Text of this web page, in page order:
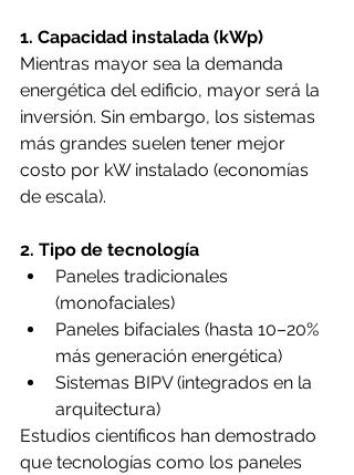
1. Capacidad instalada (kWp)
Mientras mayor sea la demanda
energética del edificio, mayor será la
inversión. Sin embargo, los sistemas
más grandes suelen tener mejor
costo por kW instalado (economías
de escala).
2. Tipo de tecnología
Paneles tradicionales
(monofaciales)
Paneles bifaciales (hasta 10–20%
más generación energética)
Sistemas BIPV (integrados en la
arquitectura)
Estudios científicos han demostrado
que tecnologías como los paneles